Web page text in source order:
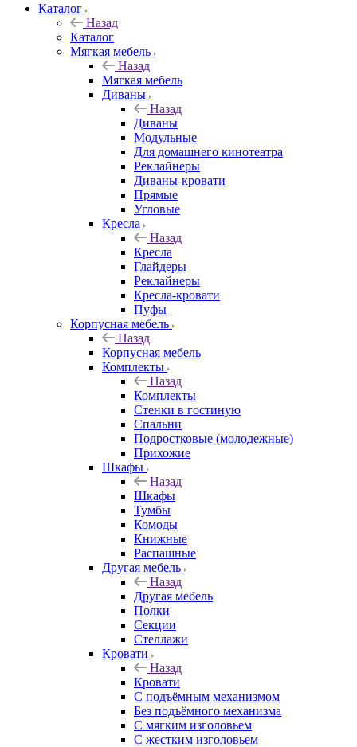
Каталог
Назад
Каталог
Мягкая мебель
Назад
Мягкая мебель
Диваны
Назад
Диваны
Модульные
Для домашнего кинотеатра
Реклайнеры
Диваны-кровати
Прямые
Угловые
Кресла
Назад
Кресла
Глайдеры
Реклайнеры
Кресла-кровати
Пуфы
Корпусная мебель
Назад
Корпусная мебель
Комплекты
Назад
Комплекты
Стенки в гостиную
Спальни
Подростковые (молодежные)
Прихожие
Шкафы
Назад
Шкафы
Тумбы
Комоды
Книжные
Распашные
Другая мебель
Назад
Другая мебель
Полки
Секции
Стеллажи
Кровати
Назад
Кровати
С подъёмным механизмом
Без подъёмного механизма
С мягким изголовьем
С жестким изголовьем